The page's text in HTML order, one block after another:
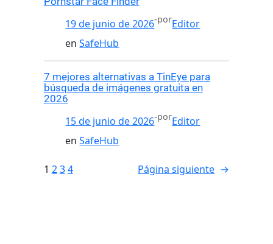
19 de junio de 2026-porEditor
enSafeHub
7 mejores alternativas a TinEye para
búsqueda de imágenes gratuita en
2026
15 de junio de 2026-porEditor
enSafeHub
1 234 Página siguiente →